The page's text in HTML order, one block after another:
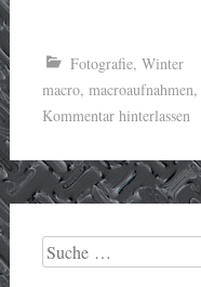
Fotografie, Winter
macro, macroaufnahmen,
Kommentar hinterlassen
Suche
nach: